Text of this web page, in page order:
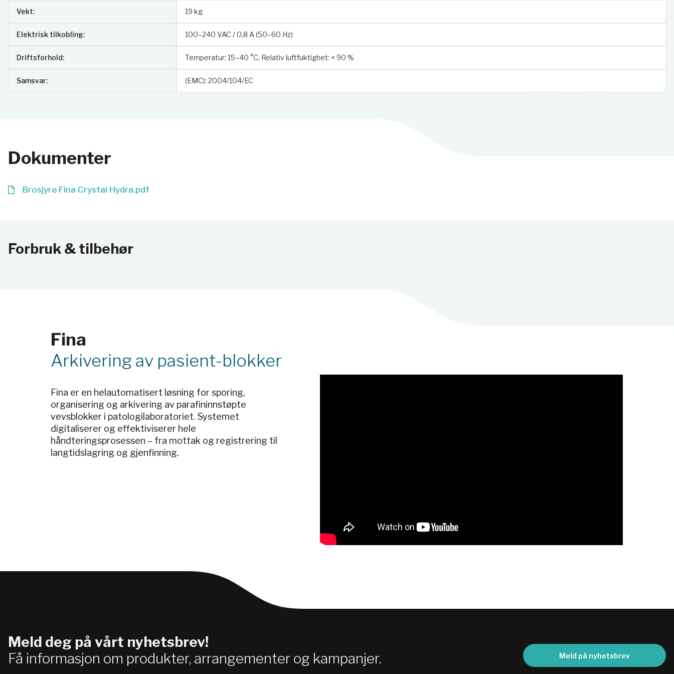
Vekt: 19 kg
Elektrisk tilkobling: 100–240 VAC / 0,8 A (50–60 Hz)
Driftsforhold: Temperatur: 15–40 °C, Relativ luftfuktighet: < 90 %
Samsvar: (EMC): 2004/104/EC
Dokumenter
Brosjyre Fina Crystal Hydra.pdf
Forbruk & tilbehør
Fina
Arkivering av pasient-blokker
Fina er en helautomatisert løsning for sporing,
organisering og arkivering av parafininnstøpte
vevsblokker i patologilaboratoriet. Systemet
digitaliserer og effektiviserer hele
håndteringsprosessen – fra mottak og registrering til
langtidslagring og gjenfinning.
Meld deg på vårt nyhetsbrev!
Få informasjon om produkter, arrangementer og kampanjer.
Meld på nyhetsbrev